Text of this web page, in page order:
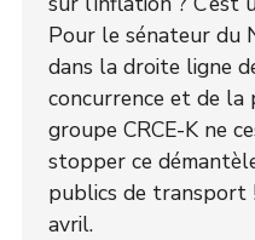
Pour le sénateur du
dans la droite ligne
concurrence et de la
groupe CRCE-K ne
stopper ce
publics de transport
avril.